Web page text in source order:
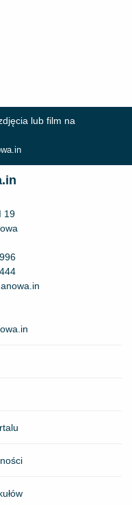
lub film na
19